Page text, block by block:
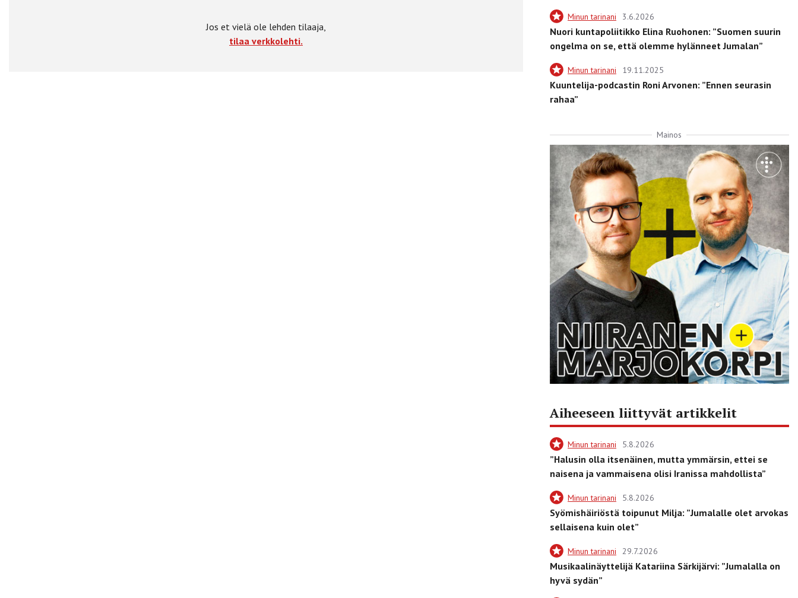
Jos et vielä ole lehden tilaaja,
tilaa verkkolehti.
Minun tarinani 3.6.2026
Nuori kuntapoliitikko Elina Ruohonen: ”Suomen suurin
ongelma on se, että olemme hylänneet Jumalan”
Minun tarinani 19.11.2025
Kuuntelija-podcastin Roni Arvonen: ”Ennen seurasin
rahaa”
Mainos
Aiheeseen liittyvät artikkelit
Minun tarinani 5.8.2026
”Halusin olla itsenäinen, mutta ymmärsin, ettei se
naisena ja vammaisena olisi Iranissa mahdollista”
Minun tarinani 5.8.2026
Syömishäiriöstä toipunut Milja: ”Jumalalle olet arvokas
sellaisena kuin olet”
Minun tarinani 29.7.2026
Musikaalinäyttelijä Katariina Särkijärvi: ”Jumalalla on
hyvä sydän”